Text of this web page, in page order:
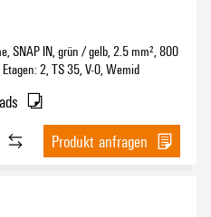
SNAP IN, grün / gelb, 2.5 mm², 800
2, TS 35, V-0, Wemid
Produkt anfragen